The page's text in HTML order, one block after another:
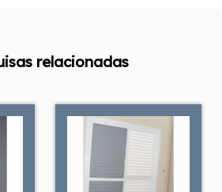
relacionadas